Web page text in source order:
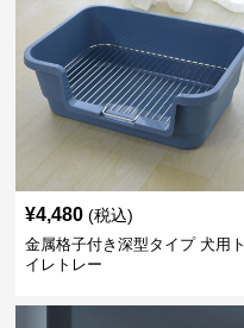
¥4,480 (税込)
金属格子付き深型タイプ 犬用ト
イレトレー